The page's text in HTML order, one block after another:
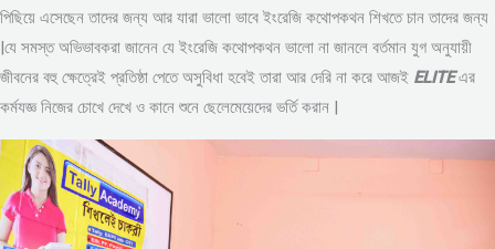
পিছিয়ে এসেছেন তাদের জন্য আর যারা ভালো ভাবে ইংরেজি কথোপকথন শিখতে চান তাদের জন্য
|যে সমস্ত অভিভাবকরা জানেন যে ইংরেজি কথোপকথন ভালো না জানলে বর্তমান যুগ অনুযায়ী
জীবনের বহু ক্ষেত্রেই প্রতিষ্ঠা পেতে অসুবিধা হবেই তারা আর দেরি না করে আজই ELITEএর
কর্মযজ্ঞ নিজের চোখে দেখে ও কানে শুনে ছেলেমেয়েদের ভর্তি করান |